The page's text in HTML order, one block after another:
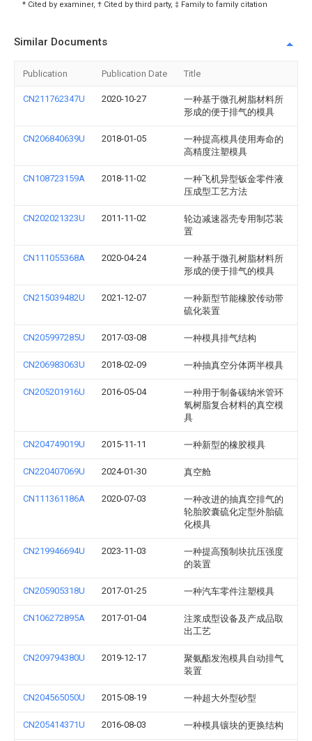
* Cited by examiner, † Cited by third party, ‡ Family to family citation
Similar Documents
Publication Publication Date Title
CN211762347U 2020-10-27
一种基于微孔树脂材料所
形成的便于排气的模具
CN206840639U 2018-01-05
一种提高模具使用寿命的
高精度注塑模具
CN108723159A 2018-11-02
一种飞机异型钣金零件液
压成型工艺方法
CN202021323U 2011-11-02
轮边减速器壳专用制芯装
置
CN111055368A 2020-04-24
一种基于微孔树脂材料所
形成的便于排气的模具
CN215039482U 2021-12-07
一种新型节能橡胶传动带
硫化装置
CN205997285U 2017-03-08 一种模具排气结构
CN206983063U 2018-02-09 一种抽真空分体两半模具
CN205201916U 2016-05-04
一种用于制备碳纳米管环
氧树脂复合材料的真空模
具
CN204749019U 2015-11-11 一种新型的橡胶模具
CN220407069U 2024-01-30 真空舱
CN111361186A 2020-07-03
一种改进的抽真空排气的
轮胎胶囊硫化定型外胎硫
化模具
CN219946694U 2023-11-03
一种提高预制块抗压强度
的装置
CN205905318U 2017-01-25 一种汽车零件注塑模具
CN106272895A 2017-01-04
注浆成型设备及产成品取
出工艺
CN209794380U 2019-12-17
聚氨酯发泡模具自动排气
装置
CN204565050U 2015-08-19 一种超大外型砂型
CN205414371U 2016-08-03 一种模具镶块的更换结构